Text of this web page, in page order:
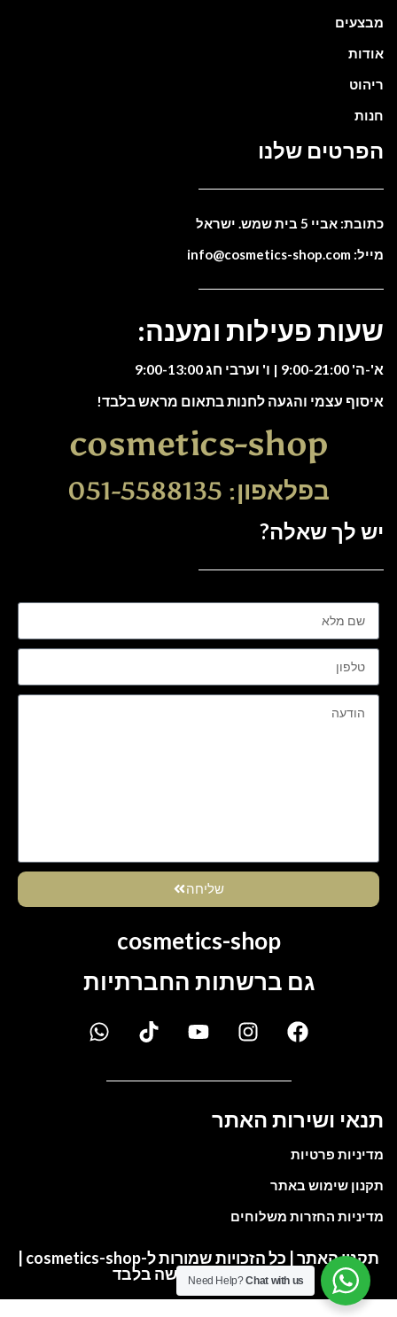
מבצעים
אודות
ריהוט
חנות
הפרטים שלנו
כתובת: אביי 5 בית שמש. ישראל
מייל: info@cosmetics-shop.com
שעות פעילות ומענה:
א'-ה' 9:00-21:00 | ו' וערבי חג 9:00-13:00
איסוף עצמי והגעה לחנות בתאום מראש בלבד!
cosmetics-shop
בפלאפון: 051-5588135
יש לך שאלה?
שליחה
cosmetics-shop
גם ברשתות החברתיות
תנאי ושירות האתר
מדיניות פרטיות
תקנון שימוש באתר
מדיניות החזרות משלוחים
תקנון האתר | כל הזכויות שמורות ל-cosmetics-shop |
התמונות להמחשה בלבד
Need Help?Chat with us